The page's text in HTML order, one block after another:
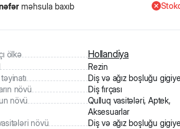
məhsula baxıb
ölkə Hollandiya
Rezin
Diş və ağız boşluğu
növü
Diş fırçası
növü
Qulluq vasitələri, Aptek,
Aksesuarlar
növü
Diş və ağız boşluğu